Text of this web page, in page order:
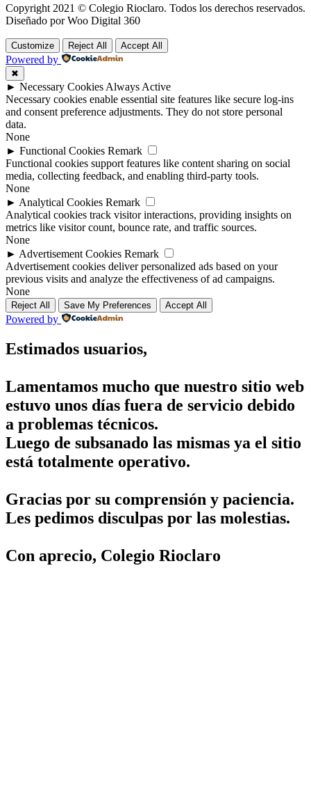
Copyright 2021 © Colegio Rioclaro. Todos los derechos reservados.
Diseñado por Woo Digital 360
Customize Reject All Accept All
Powered by
✖
► Necessary Cookies Always Active
Necessary cookies enable essential site features like secure log-ins
and consent preference adjustments. They do not store personal
data.
None
► Functional Cookies Remark
Functional cookies support features like content sharing on social
media, collecting feedback, and enabling third-party tools.
None
► Analytical Cookies Remark
Analytical cookies track visitor interactions, providing insights on
metrics like visitor count, bounce rate, and traffic sources.
None
► Advertisement Cookies Remark
Advertisement cookies deliver personalized ads based on your
previous visits and analyze the effectiveness of ad campaigns.
None
Reject All Save My Preferences Accept All
Powered by
Estimados usuarios,
Lamentamos mucho que nuestro sitio web
estuvo unos días fuera de servicio debido
a problemas técnicos.
Luego de subsanado las mismas ya el sitio
está totalmente operativo.
Gracias por su comprensión y paciencia.
Les pedimos disculpas por las molestias.
Con aprecio, Colegio Rioclaro